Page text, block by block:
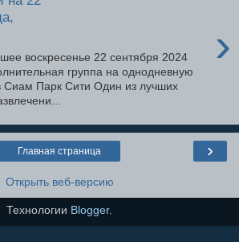
›
воскресенье 22 сентября 2024
группа на однодневную
Сиам Парк Сити Один из лучших
›
Главная страница
Открыть веб-версию
Технологии Blogger.